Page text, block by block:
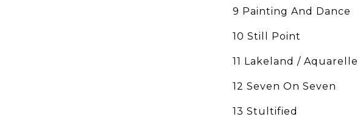
9 Painting And Dance
10 Still Point
11 Lakeland / Aquarelle
12 Seven On Seven
13 Stultified